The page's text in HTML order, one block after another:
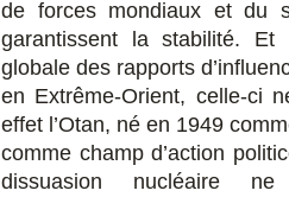
de forces mondiaux et du
garantissent la stabilité.
globale des rapports
en Extrême-Orient, celle-ci
effet l’Otan, né en 1949
comme champ d’action
dissuasion nucléaire